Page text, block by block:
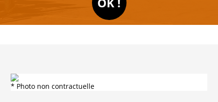
* Photo non contractuelle